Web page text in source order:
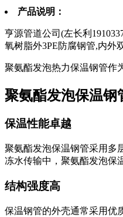
产品说明：
亨源管道公司(左长利
氧树脂外3PE防腐钢管,内外
聚氨酯发泡热力保温钢管作
聚氨酯发泡保温钢
保温性能卓越
聚氨酯发泡保温钢管采用多
冻水传输中，聚氨酯发泡保
结构强度高
保温钢管的外壳通常采用优